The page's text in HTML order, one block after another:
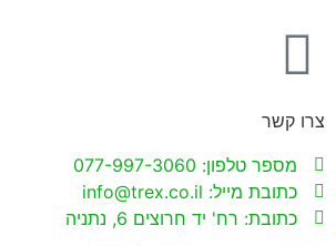
צרו קשר
מספר טלפון: 077-997-3060
כתובת מייל: info@trex.co.il
כתובת: רח' יד חרוצים 6, נתניה